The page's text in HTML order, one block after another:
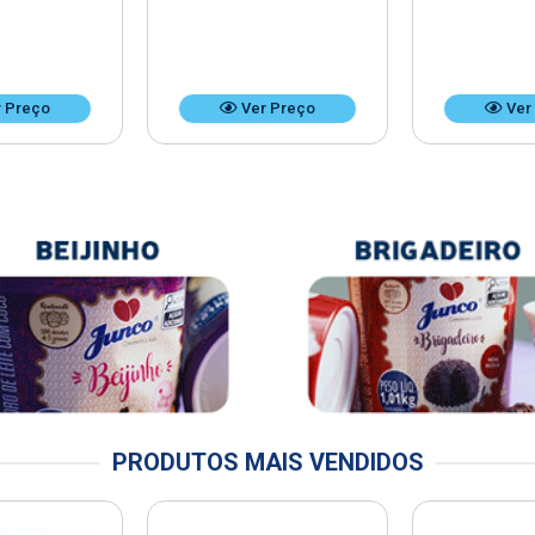
Preço Ver Preço
PRODUTOS MAIS VENDIDOS